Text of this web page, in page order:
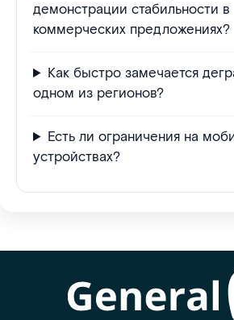
демонстрации стабильности в
коммерческих предложениях?
Как быстро замечается
одном из регионов?
Есть ли ограничения на
устройствах?